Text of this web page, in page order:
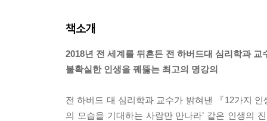
책소개
2018년 전 세계를 뒤흔든 전 하버드대 심리학과 교
불확실한 인생을 꿰뚫는 최고의 명강의
전 하버드 대 심리학과 교수가 밝혀낸 『12가지 인
의 모습을 기대하는 사람만 만나라’ 같은 인생의